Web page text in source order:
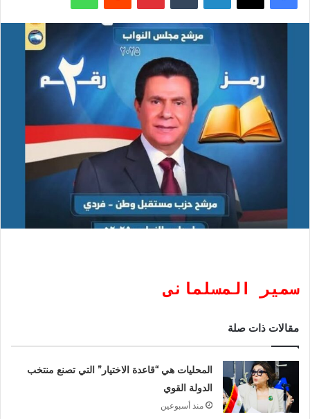
سمير المسلمانى
مقالات ذات صلة
المحليات هي “قاعدة الاختيار” التي تصنع منتخب
الدولة القوي
منذ أسبوعين